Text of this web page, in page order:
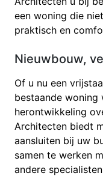
een woning die
praktisch en
Nieuwbouw,
Of u nu een
bestaande
herontwikkeling
Architecten biedt
aansluiten bij uw
samen te werken
andere